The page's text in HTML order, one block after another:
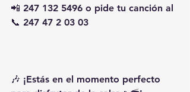
📲 247 132 5496 o pide tu canción al
📞 247 47 2 03 03
🎶 ¡Estás en el momento perfecto